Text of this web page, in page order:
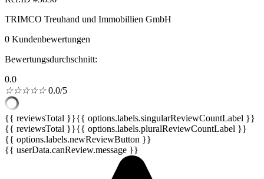
TRIMCO Treuhand und Immobillien GmbH
0 Kundenbewertungen
Bewertungsdurchschnitt:
0.0
☆☆☆☆☆ 0.0/5
{{ reviewsTotal }}{{ options.labels.singularReviewCountLabel }}
{{ reviewsTotal }}{{ options.labels.pluralReviewCountLabel }}
{{ options.labels.newReviewButton }}
{{ userData.canReview.message }}